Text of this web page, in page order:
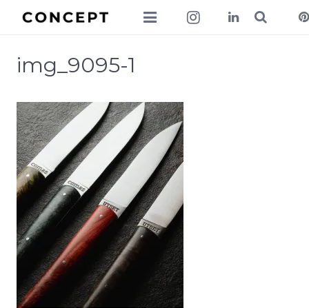
news
about
contact
img_9095-1